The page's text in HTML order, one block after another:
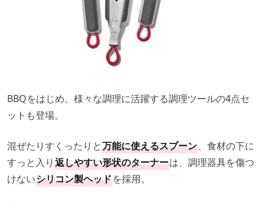
BBQをはじめ、様々な調理に活躍する調理ツールの4点セ
ットも登場。
混ぜたりすくったりと万能に使えるスプーン、食材の下に
すっと入り 返しやすい形状のターナーは、調理器具を傷つ
けないシリコン製ヘッドを採用。